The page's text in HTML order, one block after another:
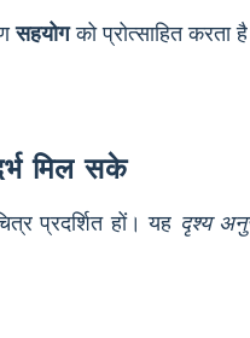
सहयोगको प्रोत्साहित करता
मिल सके
प्रदर्शित हों। यह दृश्य